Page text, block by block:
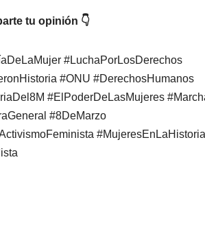
tu opinión 👇
#LuchaPorLosDerechos
#ONU #DerechosHumanos
#ElPoderDeLasMujeres
#8DeMarzo
#MujeresEnLaHistoria